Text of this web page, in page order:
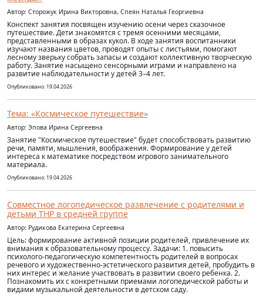
Автор: Сторожук Ирина Викторовна, Спеян Наталья Георгиевна
Конспект занятия посвящен изучению осени через сказочное
путешествие. Дети знакомятся с тремя осенними месяцами,
представленными в образах кукол. В ходе занятия воспитанники
изучают названия цветов, проводят опыты с листьями, помогают
лесному зверьку собрать запасы и создают коллективную творческую
работу. Занятие насыщено сенсорными играми и направлено на
развитие наблюдательности у детей 3–4 лет.
Опубликовано: 19.04.2026
Тема: «Космическое путешествие»
Автор: Эпова Ирина Сергеевна
Занятие "Космическое путешествие" будет способствовать развитию
речи, памяти, мышления, воображения. Формирование у детей
интереса к математике посредством игрового занимательного
материала.
Опубликовано: 19.04.2026
Совместное логопедическое развлечение с родителями и
детьми ТНР в средней группе
Автор: Рудикова Екатерина Сергеевна
Цель: формирование активной позиции родителей, привлечение их
внимания к образовательному процессу. Задачи: 1. повысить
психолого-педагогическую компетентность родителей в вопросах
речевого и художественно-эстетического развития детей, пробудить в
них интерес и желание участвовать в развитии своего ребенка. 2.
Познакомить их с конкретными приемами логопедической работы и
видами музыкальной деятельности в детском саду.